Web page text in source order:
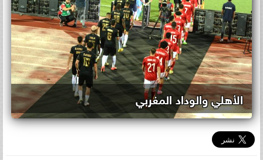
الأهلي والوداد المغربي